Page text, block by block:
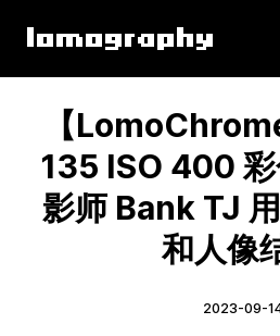
【
135 ISO 400
影师 Bank TJ
和人像
2023-09-